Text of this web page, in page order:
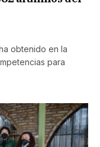
obtenido en la
para